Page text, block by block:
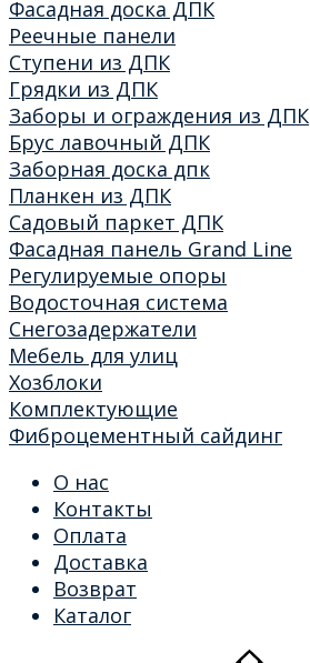
Фасадная доска ДПК
Реечные панели
Ступени из ДПК
Грядки из ДПК
Заборы и ограждения из ДПК
Брус лавочный ДПК
Заборная доска дпк
Планкен из ДПК
Садовый паркет ДПК
Фасадная панель Grand Line
Регулируемые опоры
Водосточная система
Снегозадержатели
Мебель для улиц
Хозблоки
Комплектующие
Фиброцементный сайдинг
О нас
Контакты
Оплата
Доставка
Возврат
Каталог